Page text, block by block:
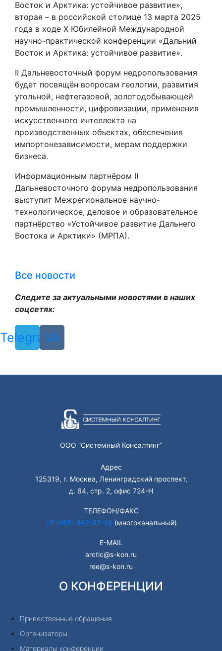
Восток и Арктика: устойчивое развитие»,
вторая – в российской столице 13 марта 2025
года в ходе X Юбилейной Международной
научно-практической конференции «Дальний
Восток и Арктика: устойчивое развитие».
II Дальневосточный форум недропользования
будет посвящён вопросам геологии, развития
угольной, нефтегазовой, золотодобывающей
промышленности, цифровизации, применения
искусственного интеллекта на
производственных объектах, обеспечения
импортонезависимости, мерам поддержки
бизнеса.
Информационным партнёром II
Дальневосточного форума недропользования
выступит Межрегиональное научно-
технологическое, деловое и образовательное
партнёрство «Устойчивое развитие Дальнего
Востока и Арктики» (МРПА).
Все новости
Следите за актуальными новостями в наших
соцсетях:
Telegram
Vk
ООО “Системный Консалтинг”
Адрес
125319, г. Москва, Ленинградский проспект,
д. 64, стр. 2, офис 724-Н
ТЕЛЕФОН/ФАКС
+7 (495) 662-97-49 (многоканальный)
E-MAIL
arctic@s-kon.ru
ree@s-kon.ru
О КОНФЕРЕНЦИИ
Привественные обращения
Организаторы
Материалы конференции